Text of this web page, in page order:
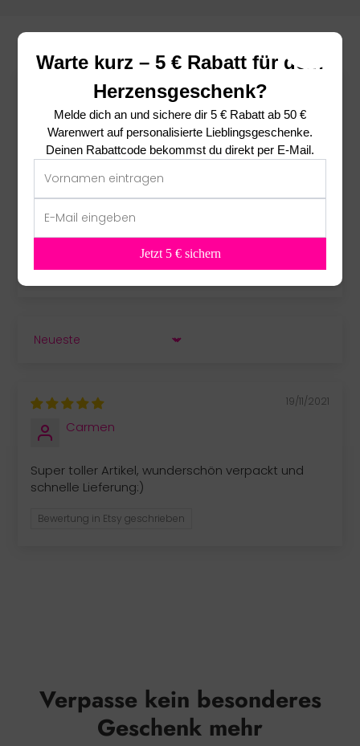
Das sagen unsere Kunden ❤
5.00 von 5
basierend auf 1 Bewertung
0
0
SORT BY
19/11/2021
Carmen
Super toller Artikel, wunderschön verpackt und
schnelle Lieferung:)
Bewertung in Etsy geschrieben
Verpasse kein besonderes
Geschenk mehr
Warte kurz – 5 € Rabatt für dein
Herzensgeschenk?
Melde dich an und sichere dir 5 € Rabatt ab 50 €
Warenwert auf personalisierte Lieblingsgeschenke.
Deinen Rabattcode bekommst du direkt per E-Mail.
Jetzt 5 € sichern